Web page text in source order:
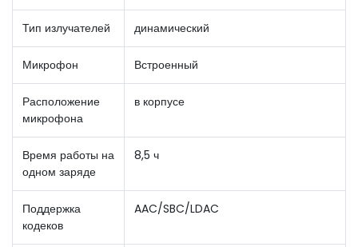
Тип излучателей динамический
Микрофон Встроенный
Расположение
микрофона
в корпусе
Время работы на
одном заряде
8,5 ч
Поддержка
кодеков
AAC/SBC/LDAC